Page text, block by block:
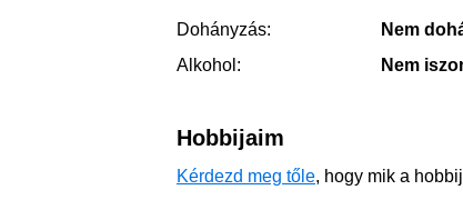
Dohányzás:
Nem
Alkohol:
Nem
Hobbijaim
Kérdezd meg tőle, hogy mik a